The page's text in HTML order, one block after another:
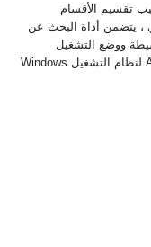
تقسيم الأقسام
يتضمن أداة البحث عن
ووضع التشغيل
التلقائي. تنزيل وتثبيت أخر Active File Recovery لنظام التشغيل Windows